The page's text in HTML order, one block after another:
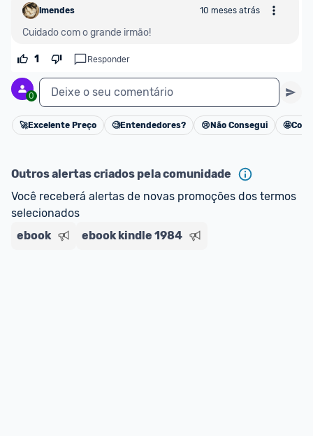
lmendes 10 meses atrás
Cuidado com o grande irmão!
1 Responder
0 Deixe o seu comentário
Cancelar
🚀Excelente Preço 🧐Entendedores? 😢 Não Consegui 🤩
Outros alertas criados pela comunidade
Você receberá alertas de novas promoções dos termos
selecionados
ebook
ebook kindle 1984